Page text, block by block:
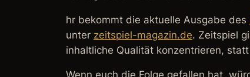
hr bekommt die aktuelle Ausgabe des
unter zeitspiel-magazin.de. Zeitspiel
inhaltliche Qualität konzentrieren,